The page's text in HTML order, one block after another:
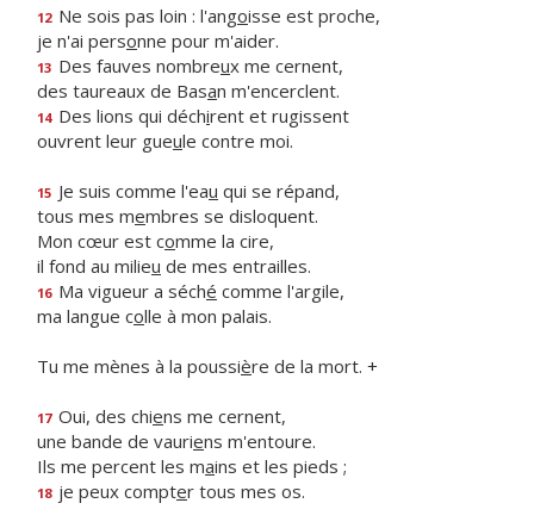
12 Ne sois pas loin : l'angoisse est proche,
je n'ai personne pour m'aider.
13 Des fauves nombreux me cernent,
des taureaux de Basan m'encerclent.
14 Des lions qui déchirent et rugissent
ouvrent leur gueule contre moi.
15 Je suis comme l'eau qui se répand,
tous mes membres se disloquent.
Mon cœur est comme la cire,
il fond au milieu de mes entrailles.
16 Ma vigueur a séché comme l'argile,
ma langue colle à mon palais.
Tu me mènes à la poussière de la mort. +
17 Oui, des chiens me cernent,
une bande de vauriens m'entoure.
Ils me percent les mains et les pieds ;
18 je peux compter tous mes os.